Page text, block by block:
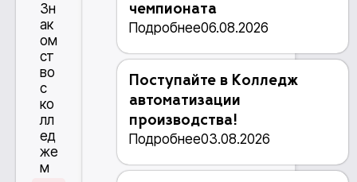
Зн
ак
ом
ст
во
с
ко
лл
ед
же
м
чемпионата
Подробнее06.08.2026
Поступайте в Колледж
автоматизации
производства!
Подробнее03.08.2026